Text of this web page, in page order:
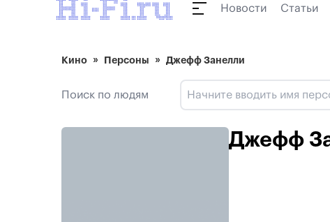
Новости Статьи
Кино Персоны Джефф Занелли
Поиск по людям
Джефф